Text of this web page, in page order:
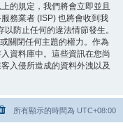
的規定，我們將會立即並且
務業者 (ISP) 也將會收到我
防止任何的違法情節發生。
關閉任何主題的權力。作為
資料庫中。這些資訊在您尚
入侵所造成的資料外洩以及
所有顯示的時間為 UTC+08:00